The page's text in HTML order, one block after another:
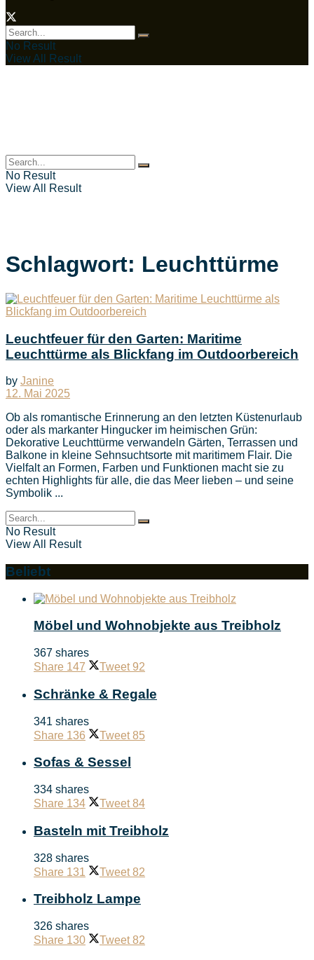
No Result
View All Result
No Result
View All Result
Schlagwort: Leuchttürme
Leuchtfeuer für den Garten: Maritime
Leuchttürme als Blickfang im Outdoorbereich
by Janine
12. Mai 2025
Ob als romantische Erinnerung an den letzten Küstenurlaub
oder als markanter Hingucker im heimischen Grün:
Dekorative Leuchttürme verwandeln Gärten, Terrassen und
Balkone in kleine Sehnsuchtsorte mit maritimem Flair. Die
Vielfalt an Formen, Farben und Funktionen macht sie zu
echten Highlights für alle, die das Meer lieben – und seine
Symbolik ...
No Result
View All Result
Beliebt
Möbel und Wohnobjekte aus Treibholz
367 shares
Share 147 Tweet 92
Schränke & Regale
341 shares
Share 136 Tweet 85
Sofas & Sessel
334 shares
Share 134 Tweet 84
Basteln mit Treibholz
328 shares
Share 131 Tweet 82
Treibholz Lampe
326 shares
Share 130 Tweet 82